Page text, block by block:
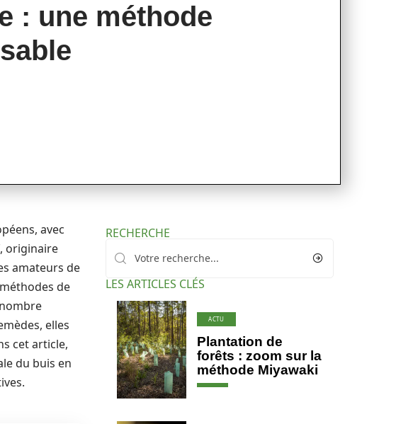
: une méthode
avec
originaire
amateurs de
de
elles
cet article,
du buis en
RECHERCHE
LES ARTICLES CLÉS
ACTU
Plantation de
forêts : zoom sur la
méthode Miyawaki